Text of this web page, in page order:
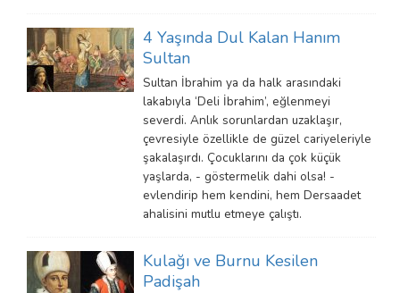
4 Yaşında Dul Kalan Hanım
Sultan
Sultan İbrahim ya da halk arasındaki
lakabıyla ‘Deli İbrahim’, eğlenmeyi
severdi. Anlık sorunlardan uzaklaşır,
çevresiyle özellikle de güzel cariyeleriyle
şakalaşırdı. Çocuklarını da çok küçük
yaşlarda, - göstermelik dahi olsa! -
evlendirip hem kendini, hem Dersaadet
ahalisini mutlu etmeye çalıştı.
Kulağı ve Burnu Kesilen
Padişah